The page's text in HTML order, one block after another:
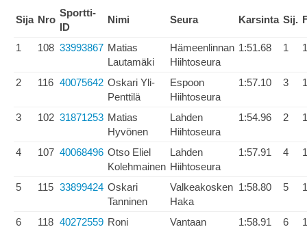
Sija Nro
Sportti-
ID
Nimi Seura Karsinta Sij.
1 108 33993867 Matias
Lautamäki
Hämeenlinnan
Hiihtoseura
1:51.68 1
2 116 40075642 Oskari Yli-
Penttilä
Espoon
Hiihtoseura
1:57.10 3
3 102 31871253 Matias
Hyvönen
Lahden
Hiihtoseura
1:54.96 2
4 107 40068496 Otso Eliel
Kolehmainen
Lahden
Hiihtoseura
1:57.91 4
5 115 33899424 Oskari
Tanninen
Valkeakosken
Haka
1:58.80 5
6 118 40272559 Roni
Vantaan
1:58.91 6